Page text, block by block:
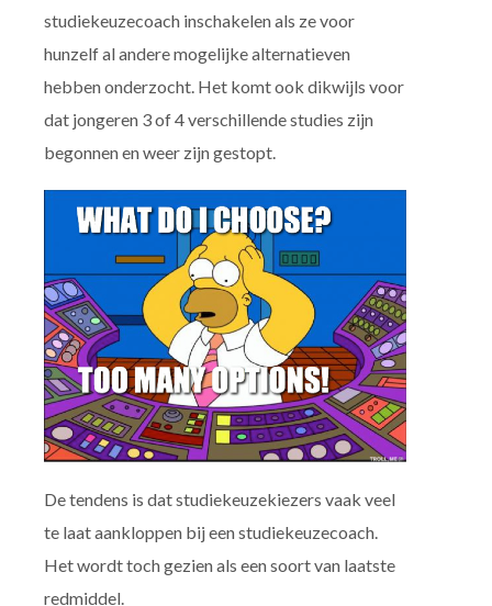
studiekeuzecoach inschakelen als ze voor
hunzelf al andere mogelijke alternatieven
hebben onderzocht. Het komt ook dikwijls voor
dat jongeren 3 of 4 verschillende studies zijn
begonnen en weer zijn gestopt.
De tendens is dat studiekeuzekiezers vaak veel
te laat aankloppen bij een studiekeuzecoach.
Het wordt toch gezien als een soort van laatste
redmiddel.